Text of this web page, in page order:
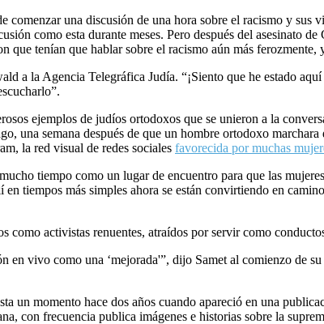
comenzar una discusión de una hora sobre el racismo y
como esta durante meses. Pero después del asesinato
que tenían que hablar sobre el racismo aún más ferozmente,
a la Agencia Telegráfica Judía. “¡Siento que he estado
ejemplos de judíos ortodoxos que se unieron a la
una semana después de que un hombre ortodoxo
la red visual de redes sociales favorecida por muchas
tiempo como un lugar de encuentro para que las
tiempos más simples ahora se están convirtiendo en
como activistas renuentes, atraídos por servir como
en vivo como una ‘mejorada'”, dijo Samet al comienzo
un momento hace dos años cuando apareció en una
con frecuencia publica imágenes e historias sobre la